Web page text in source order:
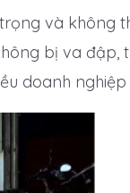
và không
bị va đập,
doanh